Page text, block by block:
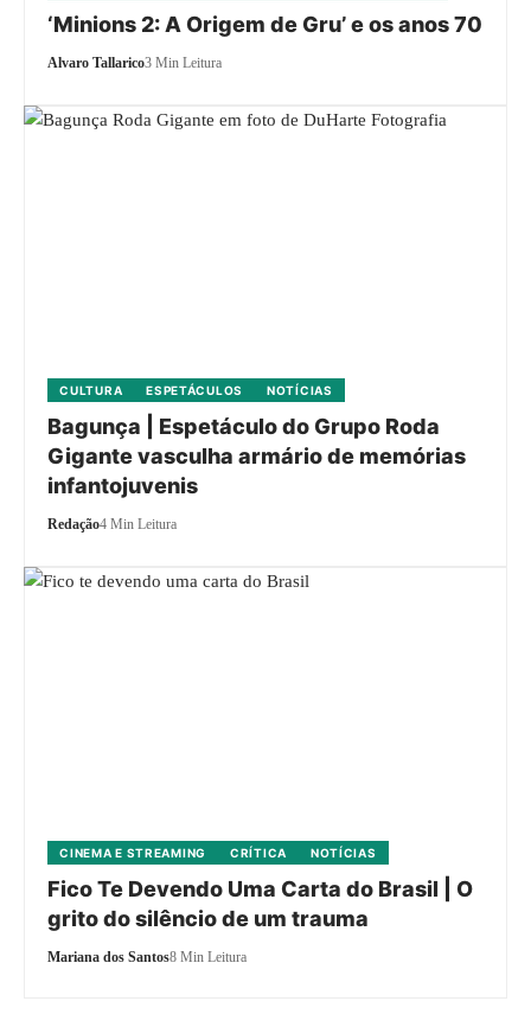
‘Minions 2: A Origem de Gru’ e os anos 70
Alvaro Tallarico3 Min Leitura
CULTURA ESPETÁCULOS NOTÍCIAS
Bagunça | Espetáculo do Grupo Roda
Gigante vasculha armário de memórias
infantojuvenis
Redação4 Min Leitura
CINEMA E STREAMING CRÍTICA NOTÍCIAS
Fico Te Devendo Uma Carta do Brasil | O
grito do silêncio de um trauma
Mariana dos Santos8 Min Leitura